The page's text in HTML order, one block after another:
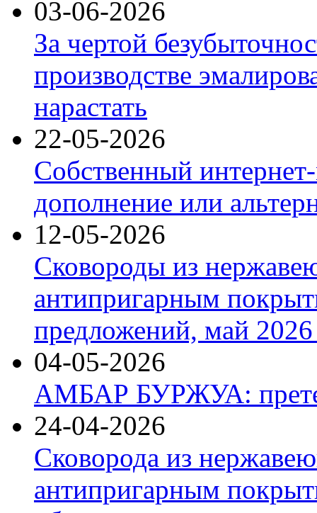
03-06-2026
За чертой
производстве
нарастать
22-05-2026
Собственный
дополнение или
12-05-2026
Сковороды из
антипригарным
предложений, май 2026
04-05-2026
АМБАР БУРЖУА:
24-04-2026
Сковорода из
антипригарным